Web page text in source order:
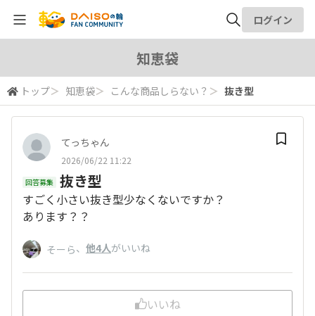
検索
ログイン
知恵袋
トップ＞ 知恵袋＞ こんな商品しらない？ ＞ 抜き型
てっちゃん
2026/06/22 11:22
回答募集 抜き型
すごく小さい抜き型少なくないですか？
あります？？
そーら、 他4人がいいね
いいね